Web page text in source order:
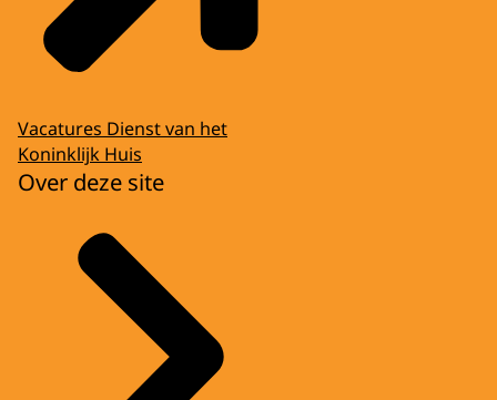
Vacatures Dienst van het
Koninklijk Huis
Over deze site